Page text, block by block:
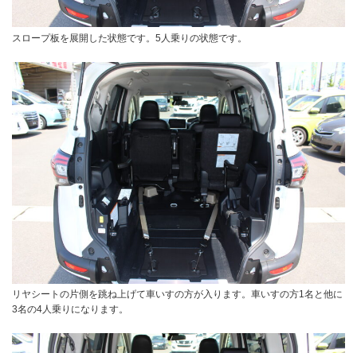
スロープ板を展開した状態です。5人乗りの状態です。
リヤシートの片側を跳ね上げて車いすの方が入ります。車いすの方1名と他に
3名の4人乗りになります。